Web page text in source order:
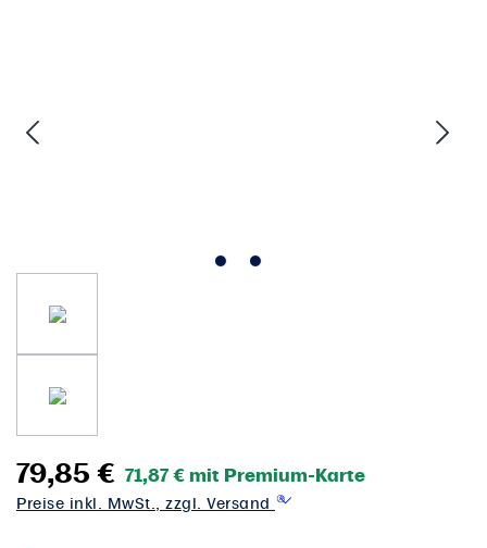
79,85 € 71,87 € mit Premium-Karte
Preise inkl. MwSt., zzgl. Versand